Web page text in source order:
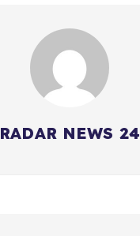
RADAR NEWS 24